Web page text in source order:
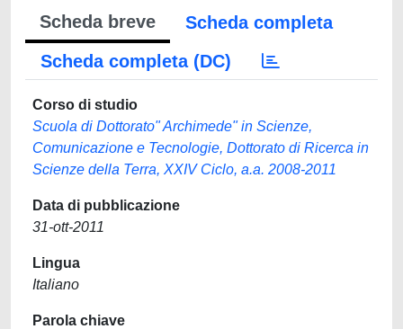
Scheda breve
Scheda completa
Scheda completa (DC)
Corso di studio
Scuola di Dottorato" Archimede" in Scienze,
Comunicazione e Tecnologie, Dottorato di Ricerca in
Scienze della Terra, XXIV Ciclo, a.a. 2008-2011
Data di pubblicazione
31-ott-2011
Lingua
Italiano
Parola chiave